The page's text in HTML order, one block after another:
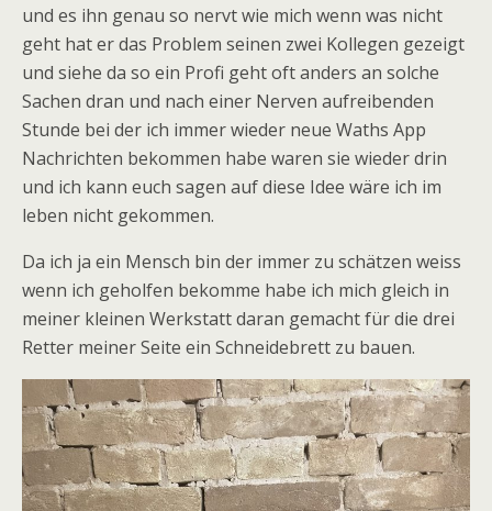
und es ihn genau so nervt wie mich wenn was nicht
geht hat er das Problem seinen zwei Kollegen gezeigt
und siehe da so ein Profi geht oft anders an solche
Sachen dran und nach einer Nerven aufreibenden
Stunde bei der ich immer wieder neue Waths App
Nachrichten bekommen habe waren sie wieder drin
und ich kann euch sagen auf diese Idee wäre ich im
leben nicht gekommen.
Da ich ja ein Mensch bin der immer zu schätzen weiss
wenn ich geholfen bekomme habe ich mich gleich in
meiner kleinen Werkstatt daran gemacht für die drei
Retter meiner Seite ein Schneidebrett zu bauen.